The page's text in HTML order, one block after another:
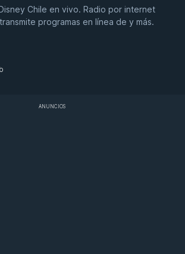
Chile en vivo. Radio por internet
programas en línea de y más.
ANUNCIOS